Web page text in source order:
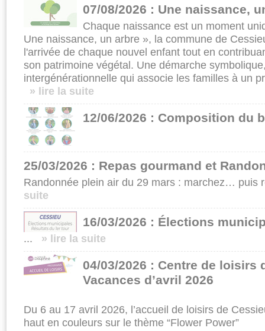
07/08/2026 : Une naissance,
Chaque naissance est un moment
Une naissance, un arbre », la commune de
l'arrivée de chaque nouvel enfant tout en
son patrimoine végétal. Une démarche
intergénérationnelle qui associe les familles à un
» lire la suite
12/06/2026 : Composition du
25/03/2026 : Repas gourmand et
Randonnée plein air du 29 mars : marchez… puis
suite
16/03/2026 : Élections
... » lire la suite
04/03/2026 : Centre de loisirs
Vacances d’avril 2026
Du 6 au 17 avril 2026, l’accueil de loisirs de
haut en couleurs sur le thème “Flower Power”